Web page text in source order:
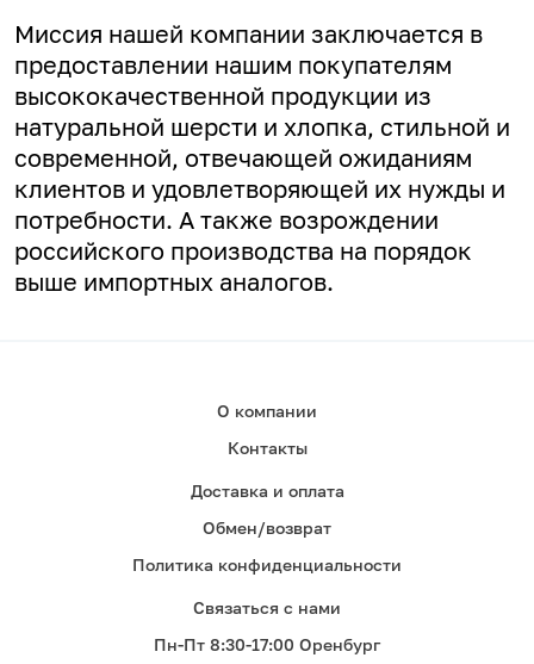
Миссия нашей компании заключается в
предоставлении нашим покупателям
высококачественной продукции из
натуральной шерсти и хлопка, стильной и
современной, отвечающей ожиданиям
клиентов и удовлетворяющей их нужды и
потребности. А также возрождении
российского производства на порядок
выше импортных аналогов.
О компании
Контакты
Доставка и оплата
Обмен/возврат
Политика конфиденциальности
Связаться с нами
Пн-Пт 8:30-17:00 Оренбург